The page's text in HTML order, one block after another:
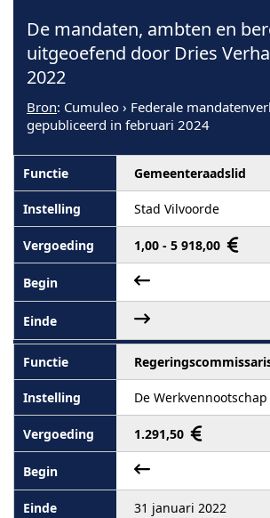
De mandaten, ambten en
uitgeoefend door Dries
2022
Bron: Cumuleo › Federale
gepubliceerd in februari 2024
Gemeenteraadslid
Stad Vilvoorde
1,00 - 5 918,00
De
1.291,50
31 januari 2022